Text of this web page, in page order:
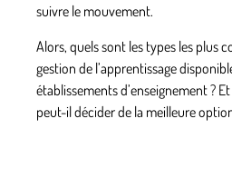
suivre le mouvement.
Alors, quels sont les types les plus
gestion de l’apprentissage
établissements d’enseignement ?
peut-il décider de la meilleure